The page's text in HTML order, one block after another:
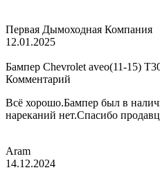
Первая Дымоходная Компания
12.01.2025
Бампер Chevrolet aveo(11-15)
Комментарий
Всё хорошо.Бампер был в
нареканий нет.Спасибо
Aram
14.12.2024